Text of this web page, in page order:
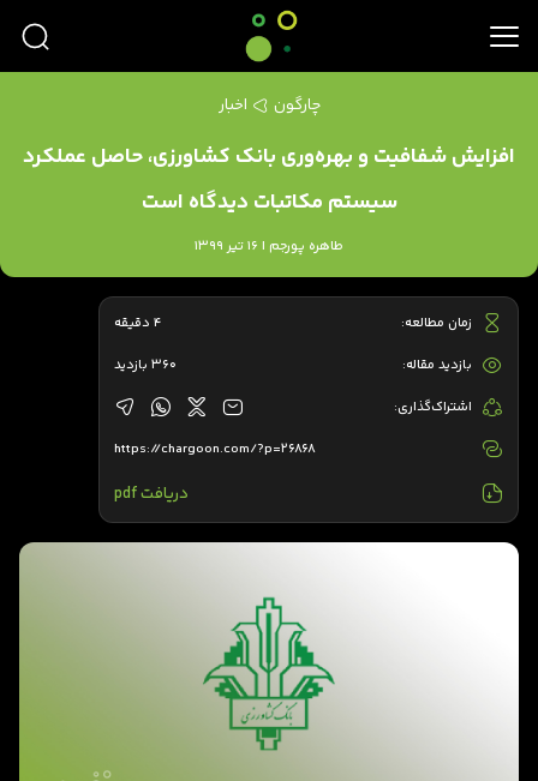
چارگون اخبار
افزایش شفافیت و بهره‌وری بانک کشاورزی، حاصل عملکرد
سیستم مکاتبات دیدگاه است
طاهره پورجم | 16 تیر 1399
زمان مطالعه: 4 دقیقه
بازدید مقاله: 360 بازدید
اشتراک‌گذاری:
https://chargoon.com/?p=26868
دریافت pdf